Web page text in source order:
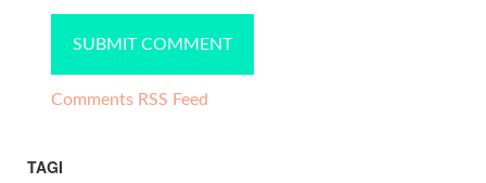
Comments RSS Feed
TAGI